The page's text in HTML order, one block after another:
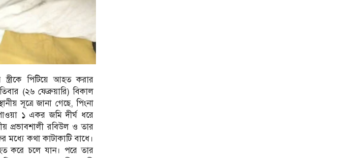
পিটিয়ে আহত করার
(২৬ ফেব্রুয়ারি) বিকাল
সূত্রে জানা গেছে, পিংনা
১ একর জমি দীর্ঘ ধরে
প্রভাবশালী রবিউল ও তার
কথা কাটাকাটি বাধে।
করে চলে যান। পরে তার